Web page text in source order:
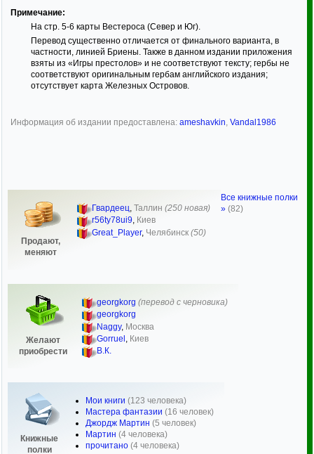
Примечание:
На стр. 5-6 карты Вестероса (Север и Юг).
Перевод существенно отличается от финального варианта, в
частности, линией Бриены. Также в данном издании приложения
взяты из «Игры престолов» и не соответствуют тексту; гербы не
соответствуют оригинальным гербам английского издания;
отсутствует карта Железных Островов.
Информация об издании предоставлена: ameshavkin Vandal1986
Продают,
меняют
Гвардеец, Таллин (250 новая)
r56ty78ui9, Киев
Great_Player, Челябинск (50)
Желают
приобрести
georgkorg (перевод с черновика)
georgkorg
Naggy, Москва
Gorruel , Киев
В.К.
Книжные
полки
Мои книги (123 человека)
Мастера фантазии (16 человек)
Джордж Мартин (5 человек)
Мартин (4 человека)
прочитано (4 человека)
Все книжные полки
» (82)